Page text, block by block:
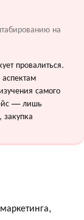
на
провалиться.
самого
— лишь